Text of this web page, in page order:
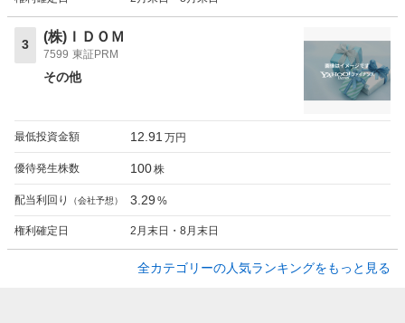
3
(株)ＩＤＯＭ
7599 東証PRM
その他
最低投資金額 12.91 万円
優待発生株数 100株
配当利回り （会社予想） 3.29 %
権利確定日 2月末日・8月末日
全カテゴリーの人気ランキングをもっと見る